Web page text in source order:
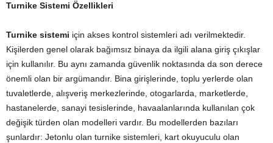
Turnike Sistemi Özellikleri
Turnike sistemi için akses kontrol sistemleri adı verilmektedir.
Kişilerden genel olarak bağımsız binaya da ilgili alana giriş çıkışlar
için kullanılır. Bu aynı zamanda güvenlik noktasında da son derece
önemli olan bir argümandır. Bina girişlerinde, toplu yerlerde olan
tuvaletlerde, alışveriş merkezlerinde, otogarlarda, marketlerde,
hastanelerde, sanayi tesislerinde, havaalanlarında kullanılan çok
değişik türden olan modelleri vardır. Bu modellerden bazıları
şunlardır: Jetonlu olan turnike sistemleri, kart okuyuculu olan